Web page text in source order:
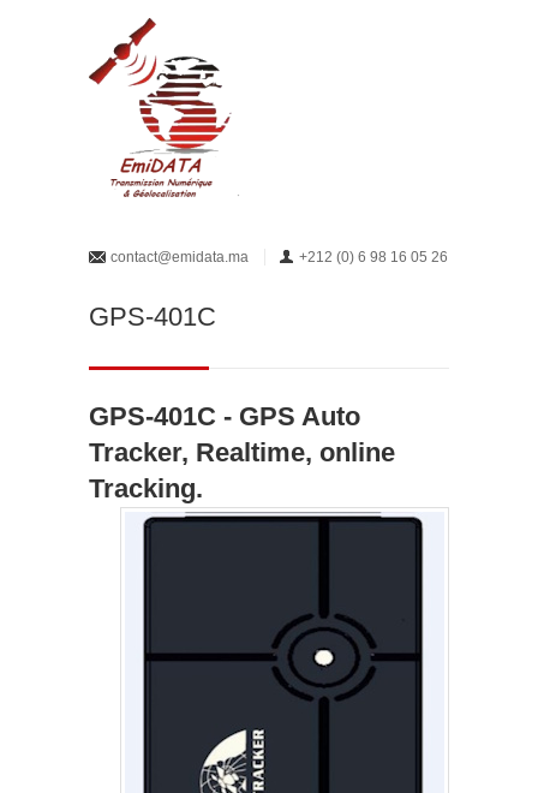
contact@emidata.ma +212 (0) 6 98 16 05 26
GPS-401C
GPS-401C - GPS Auto
Tracker, Realtime, online
Tracking.